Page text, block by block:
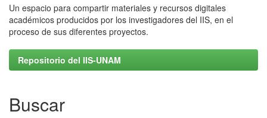
Un espacio para compartir materiales y recursos digitales
académicos producidos por los investigadores del IIS, en el
proceso de sus diferentes proyectos.
Repositorio del IIS-UNAM
Buscar